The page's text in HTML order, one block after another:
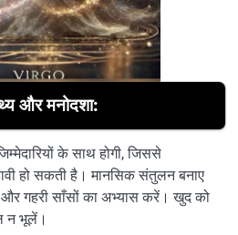
और मनोदशा:
के साथ होगी, जिससे
हो सकती है। मानसिक संतुलन बनाए
गहरी साँसों का अभ्यास करें। खुद को
न भूलें।